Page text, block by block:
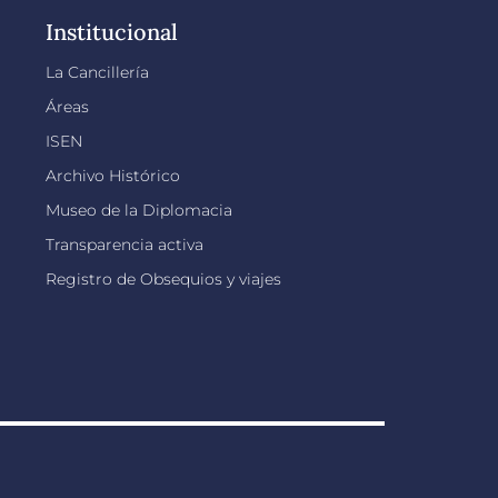
Institucional
La Cancillería
Áreas
ISEN
Archivo Histórico
Museo de la Diplomacia
Transparencia activa
Registro de Obsequios y viajes